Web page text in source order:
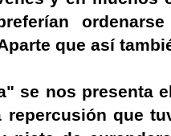
que así
se nos presenta
repercusión que